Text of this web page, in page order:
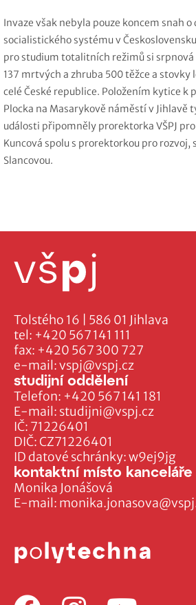
Invaze však nebyla pouze koncem snah
socialistického systému v
pro studium totalitních režimů si srpnová
137 mrtvých a zhruba 500 těžce a stovky
celé České republice. Položením kytice k
Plocka na Masarykově náměstí v Jihlavě
události připomněly prorektorka VŠPJ
Kuncová spolu s prorektorkou pro
Slancovou.
Tolstého 16 | 586 01 Jihlava
tel: +420 567 141 111
fax: +420 567 300 727
e-mail:vspj@vspj.cz
IČ: 71226401
DIČ: CZ71226401
ID datové schránky: w9ej9jg
studijní oddělení
Telefon: +420 567 141 181
E-mail: studijni@vspj.cz
kontaktní místo
Monika Jonášová
E-mail: